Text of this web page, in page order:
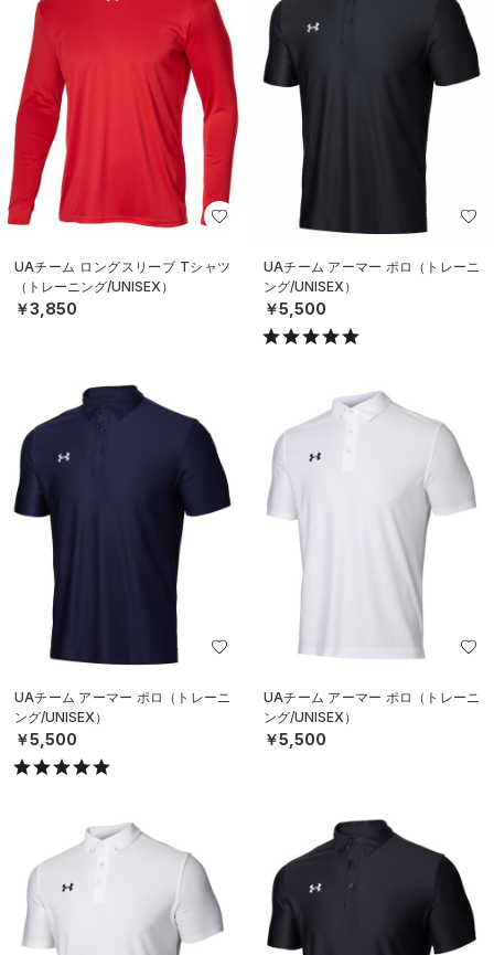
UAチーム ロングスリーブ Tシャツ
（トレーニング/UNISEX）
￥3,850
UAチーム アーマー ポロ（トレーニ
ング/UNISEX）
￥5,500
UAチーム アーマー ポロ（トレーニ
ング/UNISEX）
￥5,500
UAチーム アーマー ポロ（トレーニ
ング/UNISEX）
￥5,500